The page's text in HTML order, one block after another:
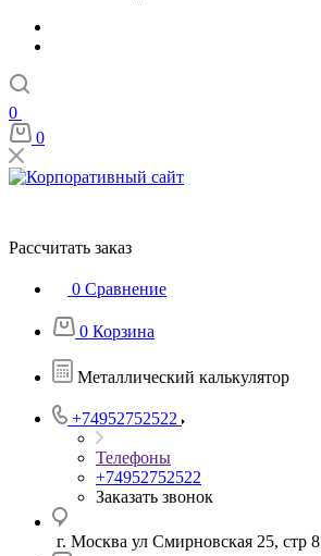
0
0
Рассчитать заказ
0 Сравнение
0 Корзина
Металлический калькулятор
+74952752522
Телефоны
+74952752522
Заказать звонок
г. Москва ул Смирновская 25, стр 8